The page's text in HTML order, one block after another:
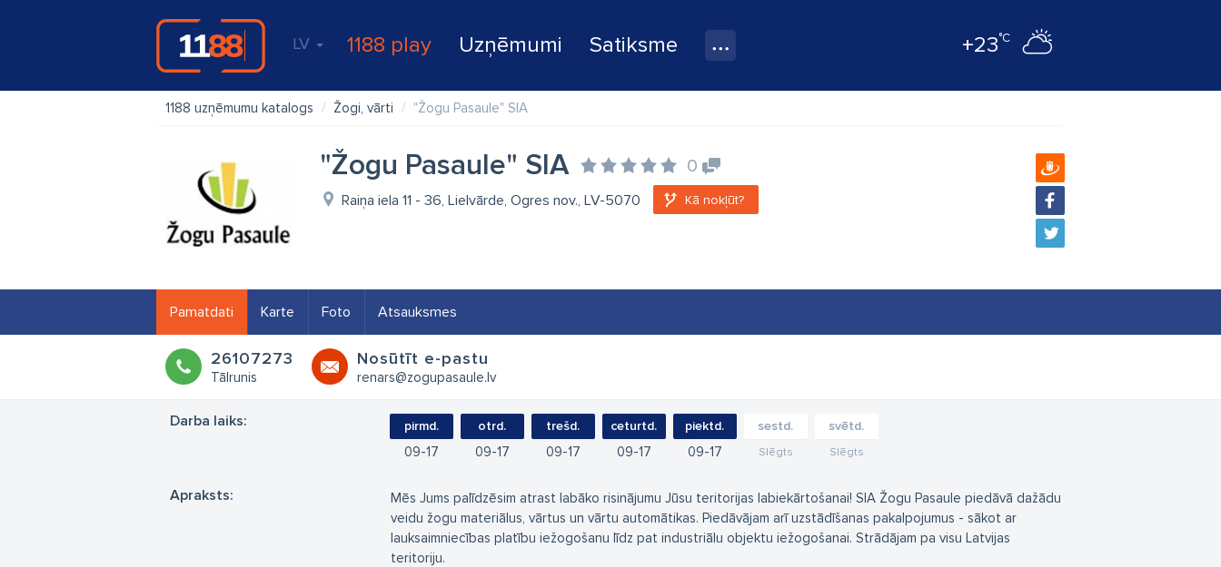
LV 1188 play Uzņēmumi Satiksme +23°C
1188 uzņēmumu katalogs Žogi, vārti "Žogu Pasaule" SIA
"Žogu Pasaule" SIA 0
Raiņa iela 11 - 36, Lielvārde, Ogres nov., LV-5070 Kā nokļūt?
Pamatdati Karte Foto Atsauksmes
26107273
Tālrunis
Nosūtīt e-pastu
renars@zogupasaule.lv
Darba laiks: pirmd.
09 17
otrd.
09 17
trešd.
09 17
ceturtd.
09 17
piektd.
09 17
sestd.
Slēgts
svētd.
Slēgts
Apraksts:
Mēs Jums palīdzēsim atrast labāko risinājumu Jūsu teritorijas labiekārtošanai! SIA Žogu Pasaule piedāvā dažādu
veidu žogu materiālus, vārtus un vārtu automātikas. Piedāvājam arī uzstādīšanas pakalpojumus - sākot ar
lauksaimniecības platību iežogošanu līdz pat industriālu objektu iežogošanai. Strādājam pa visu Latvijas
teritoriju.